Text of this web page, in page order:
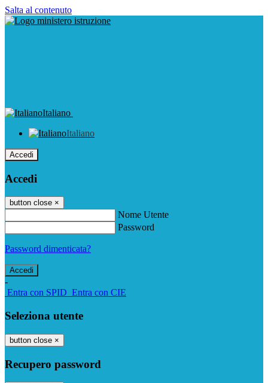
Salta al contenuto
Italiano
Italiano
Accedi
Accedi
button close ×
Nome Utente
Password
Password dimenticata?
-
Entra con SPID Entra con CIE
Seleziona utente
button close ×
Recupero password